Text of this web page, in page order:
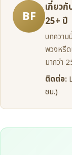
BF
เกี่ยว
25+ ปี
บทความ
พวงหรี
มากว่า
ติดต่อ:
ชม.)